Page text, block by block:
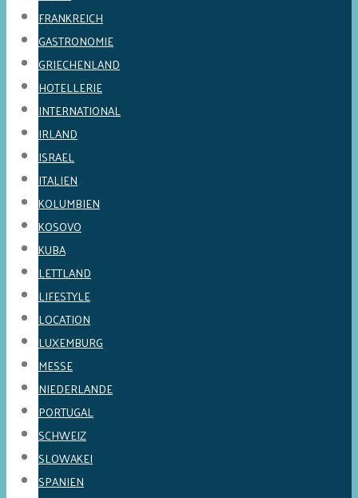
FRANKREICH
GASTRONOMIE
GRIECHENLAND
HOTELLERIE
INTERNATIONAL
IRLAND
ISRAEL
ITALIEN
KOLUMBIEN
KOSOVO
KUBA
LETTLAND
LIFESTYLE
LOCATION
LUXEMBURG
MESSE
NIEDERLANDE
PORTUGAL
SCHWEIZ
SLOWAKEI
SPANIEN